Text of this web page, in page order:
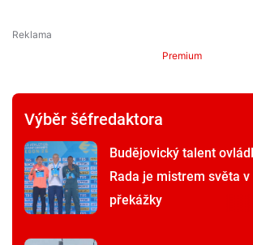
Premium
Výběr šéfredaktora
Budějovický talent
Rada je mistrem světa
překážky